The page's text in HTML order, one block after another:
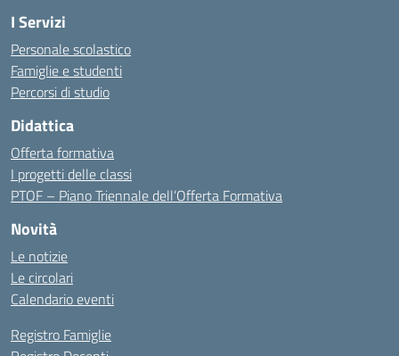
I Servizi
Personale scolastico
Famiglie e studenti
Percorsi di studio
Didattica
Offerta formativa
I progetti delle classi
PTOF – Piano Triennale dell’Offerta Formativa
Novità
Le notizie
Le circolari
Calendario eventi
Registro Famiglie